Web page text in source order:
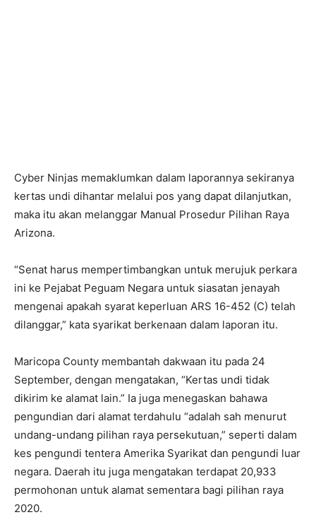
Cyber ​​Ninjas memaklumkan dalam laporannya sekiranya
kertas undi dihantar melalui pos yang dapat dilanjutkan,
maka itu akan melanggar Manual Prosedur Pilihan Raya
Arizona.
“Senat harus mempertimbangkan untuk merujuk perkara
ini ke Pejabat Peguam Negara untuk siasatan jenayah
mengenai apakah syarat keperluan ARS 16-452 (C) telah
dilanggar,” kata syarikat berkenaan dalam laporan itu.
Maricopa County membantah dakwaan itu pada 24
September, dengan mengatakan, “Kertas undi tidak
dikirim ke alamat lain.” Ia juga menegaskan bahawa
pengundian dari alamat terdahulu “adalah sah menurut
undang-undang pilihan raya persekutuan,” seperti dalam
kes pengundi tentera Amerika Syarikat dan pengundi luar
negara. Daerah itu juga mengatakan terdapat 20,933
permohonan untuk alamat sementara bagi pilihan raya
2020.